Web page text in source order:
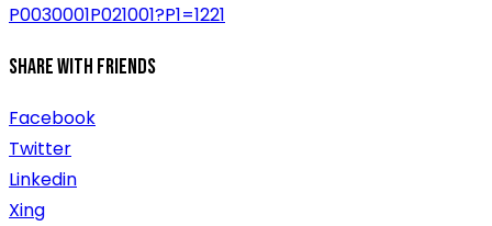
P0030001P021001?P1=1221
Share With Friends
Facebook
Twitter
Linkedin
Xing